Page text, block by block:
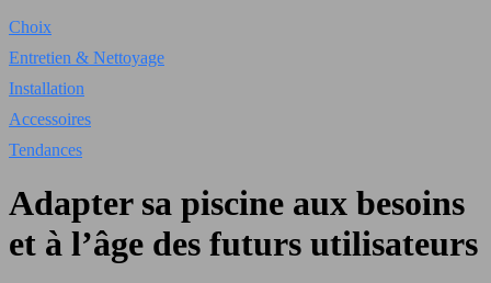
Choix
Entretien & Nettoyage
Installation
Accessoires
Tendances
Adapter sa piscine aux besoins
et à l’âge des futurs utilisateurs